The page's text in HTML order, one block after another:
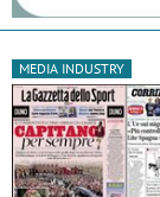
MEDIA INDUSTRY